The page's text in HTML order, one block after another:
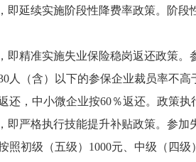
即延续实施阶段性降费率政策。阶段
即精准实施失业保险稳岗返还政策
人（含）以下的参保企业裁员率不
还，中小微企业按60％返还。政策执
即严格执行技能提升补贴政策。参
照初级（五级）1000元、中级（四级